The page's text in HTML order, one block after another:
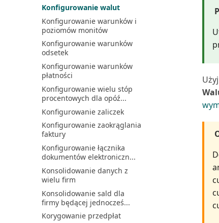
Synchronizacja kontaktów w
Business Central z k...
Uaktualnianie integracji z
Dynamics 365 Sales
Używanie Business Central
bez Outlook
Używanie przepływu Power
Automate do terminowej...
Wcześniejsze włączanie
nadchodzących funkcji
Wdrażanie użytkowników za
pomocą list kontrolnych
Wprowadzenie do Business
Central i Power BI
Wprowadzenie do Microsoft
Fabric i Business Cen...
Wyświetlanie blokad bazy
danych
Wyświetlanie informacji o
tabeli
Konfigurowanie walut
Konfigurowanie warunków i
poziomów monitów
Konfigurowanie warunków
odsetek
Konfigurowanie warunków
płatności
Konfigurowanie wielu stóp
procentowych dla opóź...
Konfigurowanie zaliczek
Konfigurowanie zaokrąglania
faktury
Konfigurowanie łącznika
dokumentów elektroniczn...
Konsolidowanie danych z
wielu firm
Konsolidowanie sald dla
firmy będącej jednocześ...
Korygowanie przedpłat